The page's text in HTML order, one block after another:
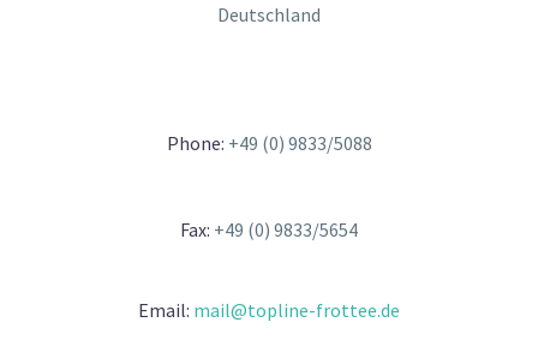
Deutschland
Phone: +49 (0) 9833/5088
Fax: +49 (0) 9833/5654
Email: mail@topline-frottee.de